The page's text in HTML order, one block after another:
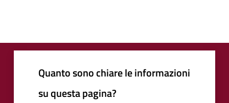
Quanto sono chiare le informazioni
su questa pagina?